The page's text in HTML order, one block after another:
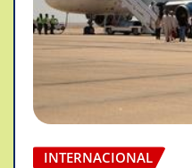
INTERNACIONAL